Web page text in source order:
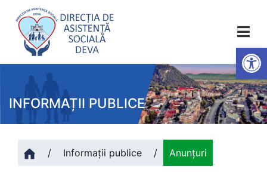
INFORMAȚII PUBLICE
/ Informații publice / Anunțuri